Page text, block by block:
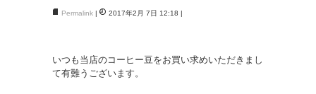
Permalink 2017年2月 7日 12:18
いつも当店のコーヒー豆をお買い求めいただきまし
て有難うございます。